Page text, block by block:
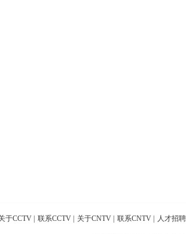
于CCTV 联系CCTV 关于CNTV 联系CNTV 人才招聘